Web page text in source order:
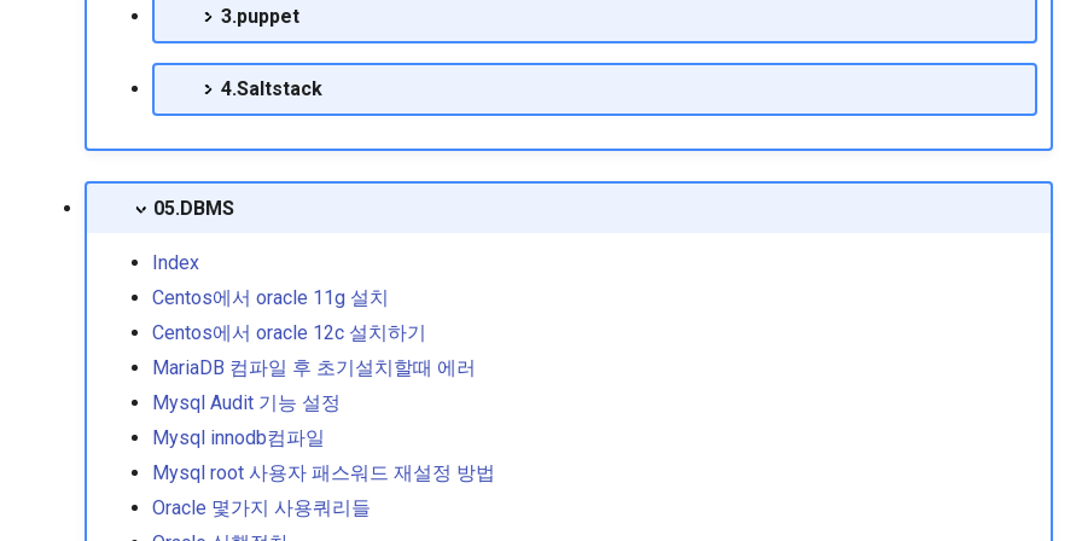
3.puppet
4.Saltstack
05.DBMS
Index
Centos에서 oracle 11g 설치
Centos에서 oracle 12c 설치하기
MariaDB 컴파일 후 초기설치할때 에러
Mysql Audit 기능 설정
Mysql innodb컴파일
Mysql root 사용자 패스워드 재설정 방법
Oracle 몇가지 사용쿼리들